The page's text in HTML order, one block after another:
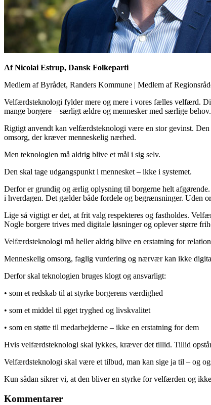
Af Nicolai Estrup, Dansk Folkeparti
Medlem af Byrådet, Randers Kommune | Medlem af
Velfærdsteknologi fylder mere og mere i vores fælles velfærd.
mange borgere – særligt ældre og mennesker med særlige behov.
Rigtigt anvendt kan velfærdsteknologi være en stor gevinst. Den
omsorg, der kræver menneskelig nærhed.
Men teknologien må aldrig blive et mål i sig selv.
Den skal tage udgangspunkt i mennesket – ikke i systemet.
Derfor er grundig og ærlig oplysning til borgerne helt
i hverdagen. Det gælder både fordele og begrænsninger. Uden
Lige så vigtigt er det, at frit valg respekteres og fastholdes.
Nogle borgere trives med digitale løsninger og oplever større
Velfærdsteknologi må heller aldrig blive en erstatning for
Menneskelig omsorg, faglig vurdering og nærvær kan ikke
Derfor skal teknologien bruges klogt og ansvarligt:
• som et redskab til at styrke borgerens værdighed
• som et middel til øget tryghed og livskvalitet
• som en støtte til medarbejderne – ikke en erstatning for dem
Hvis velfærdsteknologi skal lykkes, kræver det tillid. Tillid opstår
Velfærdsteknologi skal være et tilbud, man kan sige ja til – og
Kun sådan sikrer vi, at den bliver en styrke for velfærden og
Kommentarer